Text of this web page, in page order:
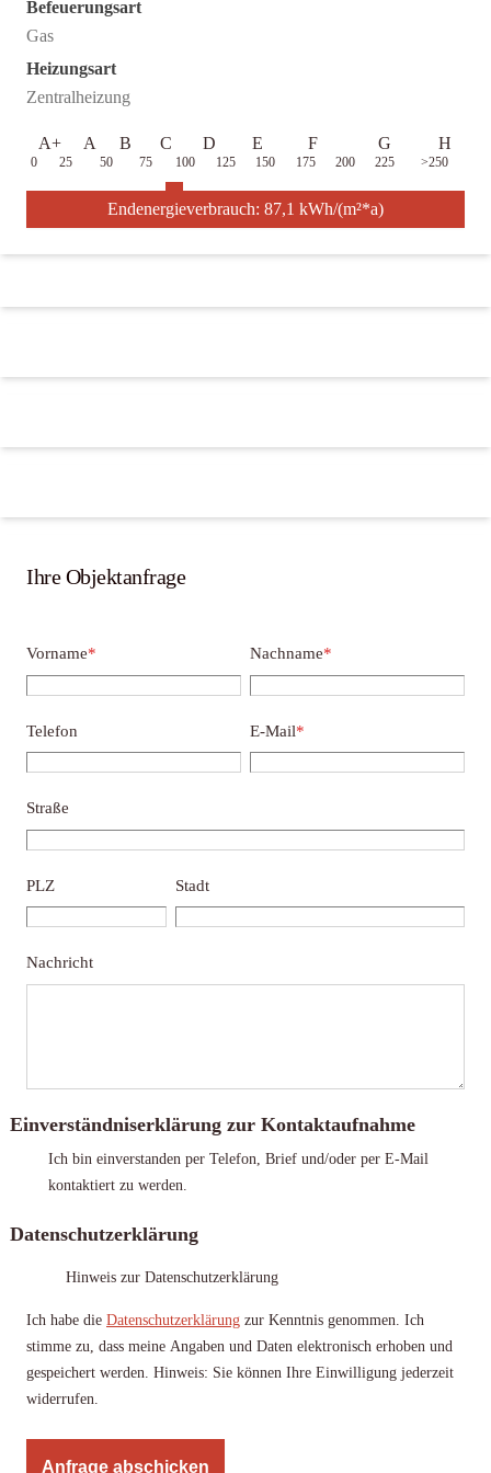
Befeuerungsart
Gas
Heizungsart
Zentralheizung
A+ A B C D E F G H
0 25 50 75 100 125 150 175 200 225 >250
Endenergieverbrauch: 87,1 kWh/(m²*a)
Ihre Objektanfrage
Vorname* Nachname*
Telefon E-Mail*
Straße
PLZ Stadt
Nachricht
Einverständniserklärung zur Kontaktaufnahme
Ich bin einverstanden per Telefon, Brief und/oder per E-Mail
kontaktiert zu werden.
Datenschutzerklärung
Hinweis zur Datenschutzerklärung
Ich habe die Datenschutzerklärung zur Kenntnis genommen. Ich
stimme zu, dass meine Angaben und Daten elektronisch erhoben und
gespeichert werden. Hinweis: Sie können Ihre Einwilligung jederzeit
widerrufen.